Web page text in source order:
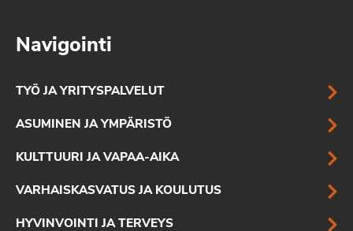
Navigointi
TYÖ JA YRITYSPALVELUT
ASUMINEN JA YMPÄRISTÖ
KULTTUURI JA VAPAA-AIKA
VARHAISKASVATUS JA KOULUTUS
HYVINVOINTI JA TERVEYS